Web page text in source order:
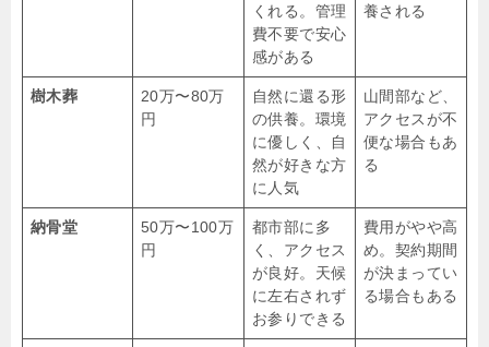
くれる。管理
費不要で安心
感がある
養される
樹木葬
20万〜80万
円
自然に還る形
の供養。環境
に優しく、自
然が好きな方
に人気
山間部など、
アクセスが不
便な場合もあ
る
納骨堂
50万〜100万
円
都市部に多
く、アクセス
が良好。天候
に左右されず
お参りできる
費用がやや高
め。契約期間
が決まってい
る場合もある